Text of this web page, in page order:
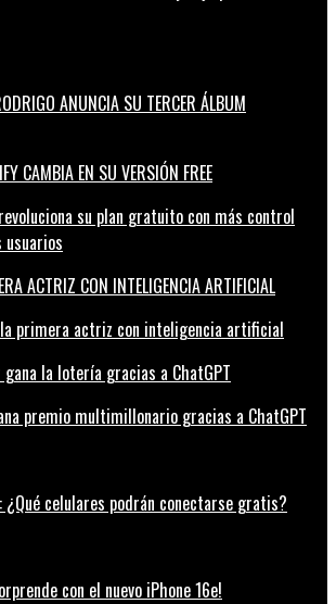
ANUNCIA SU TERCER ÁLBUM
su plan gratuito con más control
usuarios
la primera actriz con inteligencia artificial
premio multimillonario gracias a ChatGPT
¿Qué celulares podrán conectarse gratis?
con el nuevo iPhone 16e!